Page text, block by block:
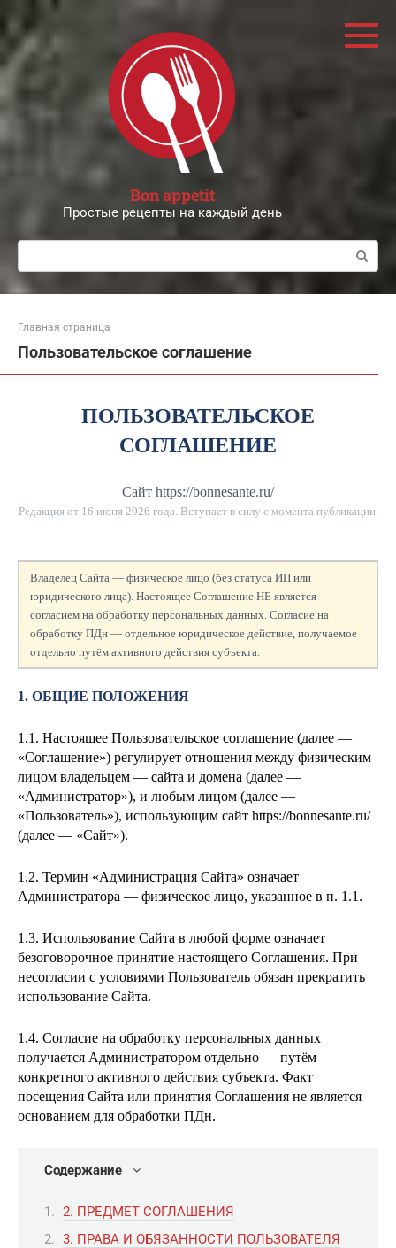
контенту
Bon appetit
Простые рецепты на каждый день
Поиск:
Главная страница
Пользовательское соглашение
ПОЛЬЗОВАТЕЛЬСКОЕ
СОГЛАШЕНИЕ
Сайт https://bonnesante.ru/
Редакция от 16 июня 2026 года. Вступает в силу с момента публикации.
Владелец Сайта — физическое лицо (без статуса ИП или
юридического лица). Настоящее Соглашение НЕ является
согласием на обработку персональных данных. Согласие на
обработку ПДн — отдельное юридическое действие, получаемое
отдельно путём активного действия субъекта.
1. ОБЩИЕ ПОЛОЖЕНИЯ
1.1. Настоящее Пользовательское соглашение (далее —
«Соглашение») регулирует отношения между физическим
лицом владельцем — сайта и домена (далее —
«Администратор»), и любым лицом (далее —
«Пользователь»), использующим сайт https://bonnesante.ru/
(далее — «Сайт»).
1.2. Термин «Администрация Сайта» означает
Администратора — физическое лицо, указанное в п. 1.1.
1.3. Использование Сайта в любой форме означает
безоговорочное принятие настоящего Соглашения. При
несогласии с условиями Пользователь обязан прекратить
использование Сайта.
1.4. Согласие на обработку персональных данных
получается Администратором отдельно — путём
конкретного активного действия субъекта. Факт
посещения Сайта или принятия Соглашения не является
основанием для обработки ПДн.
Содержание
2. ПРЕДМЕТ СОГЛАШЕНИЯ
3. ПРАВА И ОБЯЗАННОСТИ ПОЛЬЗОВАТЕЛЯ